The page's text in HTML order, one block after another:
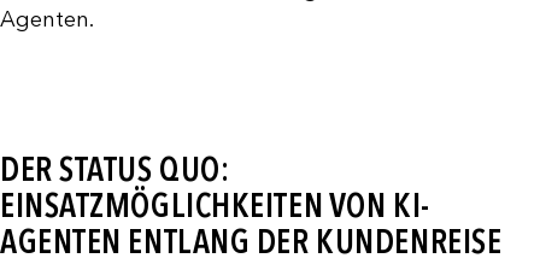
Agenten.
DER STATUS QUO:
EINSATZMÖGLICHKEITEN VON KI-
AGENTEN ENTLANG DER KUNDENREISE